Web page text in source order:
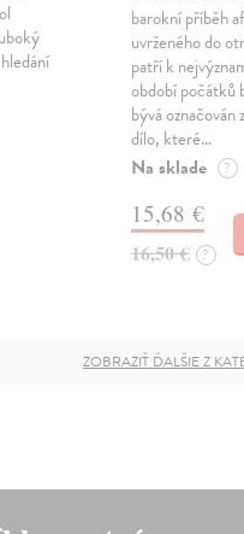
barokní příběh
uvrženého do
patří k
období počátků
bývá označován
dílo, které…
Na sklade ?
15,68 €
16,50 € ?
ZOBRAZIŤ ĎALŠIE Z